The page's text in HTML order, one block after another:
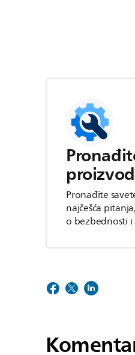
proizvod
Pronađite
najčešća
o bezbednosti i